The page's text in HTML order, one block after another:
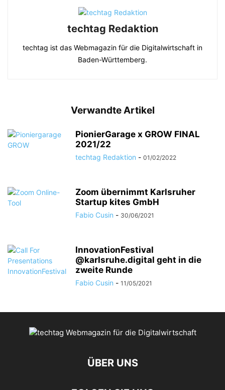
techtag Redaktion
techtag ist das Webmagazin für die Digitalwirtschaft in
Baden-Württemberg.
Verwandte Artikel
PionierGarage x GROW FINAL
2021/22
techtag Redaktion - 01/02/2022
Zoom übernimmt Karlsruher
Startup kites GmbH
Fabio Cusin - 30/06/2021
InnovationFestival
@karlsruhe.digital geht in die
zweite Runde
Fabio Cusin - 11/05/2021
ÜBER UNS